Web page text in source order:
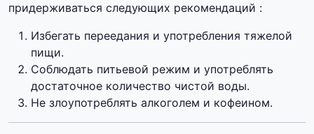
придерживаться следующих рекомендаций :
Избегать переедания и употребления тяжелой
пищи.
Соблюдать питьевой режим и употреблять
достаточное количество чистой воды.
Не злоупотреблять алкоголем и кофеином.